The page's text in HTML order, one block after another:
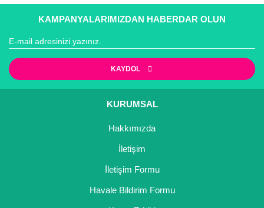
KAMPANYALARIMIZDAN HABERDAR OLUN
KAYDOL
KURUMSAL
Hakkımızda
İletişim
İletişim Formu
Havale Bildirim Formu